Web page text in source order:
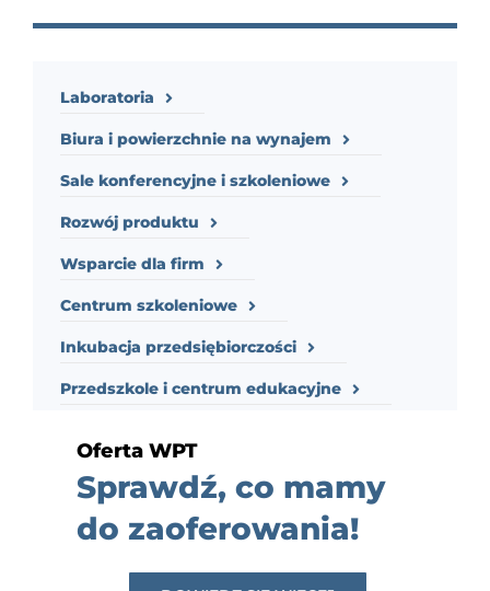
Oferta WPT
Sprawdź, co mamy
do zaoferowania!
Laboratoria
Biura i powierzchnie na wynajem
Sale konferencyjne i szkoleniowe
Rozwój produktu
Wsparcie dla firm
Centrum szkoleniowe
Inkubacja przedsiębiorczości
Przedszkole i centrum edukacyjne